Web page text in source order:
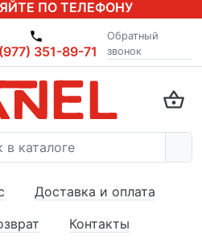
ПО ТЕЛЕФОНУ
351-89-71
Обратный
звонок
Доставка и оплата
Контакты